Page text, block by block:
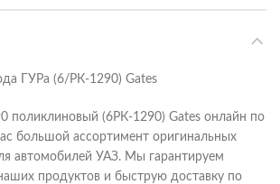
ГУРа (6/РК-1290) Gates
поликлиновый (6РК-1290) Gates онлайн по
большой ассортимент оригинальных
автомобилей УАЗ. Мы гарантируем
продуктов и быструю доставку по